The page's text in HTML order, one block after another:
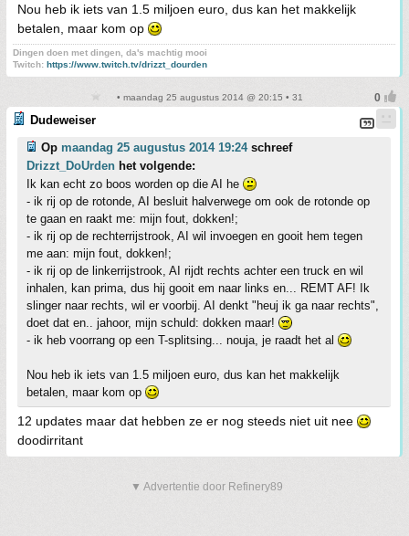
Nou heb ik iets van 1.5 miljoen euro, dus kan het makkelijk
betalen, maar kom op
Dingen doen met dingen, da's machtig mooi
Twitch: https://www.twitch.tv/drizzt_dourden
• maandag 25 augustus 2014 @ 20:15 • 31
Dudeweiser
Op maandag 25 augustus 2014 19:24schreef
Drizzt_DoUrden het volgende:
Ik kan echt zo boos worden op die AI he
- ik rij op de rotonde, AI besluit halverwege om ook de rotonde op
te gaan en raakt me: mijn fout, dokken!;
- ik rij op de rechterrijstrook, AI wil invoegen en gooit hem tegen
me aan: mijn fout, dokken!;
- ik rij op de linkerrijstrook, AI rijdt rechts achter een truck en wil
inhalen, kan prima, dus hij gooit em naar links en... REMT AF! Ik
slinger naar rechts, wil er voorbij. AI denkt "heuj ik ga naar rechts",
doet dat en.. jahoor, mijn schuld: dokken maar!
- ik heb voorrang op een T-splitsing... nouja, je raadt het al
Nou heb ik iets van 1.5 miljoen euro, dus kan het makkelijk
betalen, maar kom op
12 updates maar dat hebben ze er nog steeds niet uit nee
doodirritant
▼ Advertentie door Refinery89